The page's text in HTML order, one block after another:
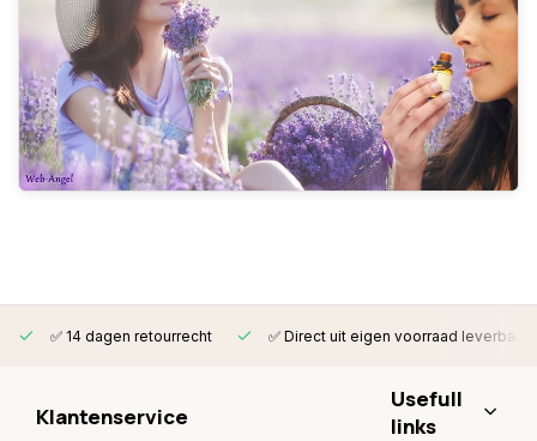
✅ 14 dagen retourrecht ✅ Direct uit eigen voorraad leverbaar
Klantenservice
Usefull
links